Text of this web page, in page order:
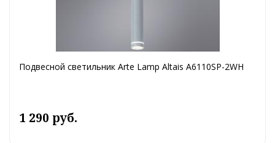
Подвесной светильник Arte Lamp Altais A6110SP-2WH
1 290 руб.